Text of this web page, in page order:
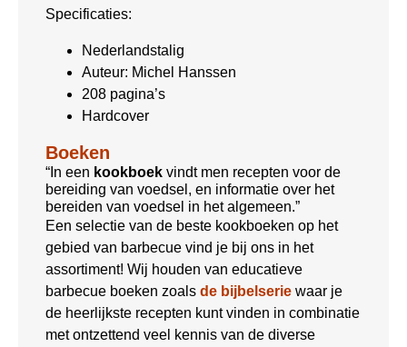
Specificaties:
Nederlandstalig
Auteur: Michel Hanssen
208 pagina’s
Hardcover
Boeken
“In een kookboek vindt men recepten voor de
bereiding van voedsel, en informatie over het
bereiden van voedsel in het algemeen.”
Een selectie van de beste kookboeken op het
gebied van barbecue vind je bij ons in het
assortiment! Wij houden van educatieve
barbecue boeken zoals de bijbelserie waar je
de heerlijkste recepten kunt vinden in combinatie
met ontzettend veel kennis van de diverse